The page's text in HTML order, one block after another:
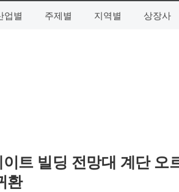
업별 주제별 지역별 상장사
트 빌딩 전망대 계단 오
환